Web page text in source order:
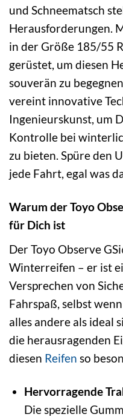
und Schneematsch
Herausforderungen.
in der Größe 185/55
gerüstet, um diesen
souverän zu
vereint innovative
Ingenieurskunst, um
Kontrolle bei
zu bieten. Spüre den
jede Fahrt, egal was
Warum der Toyo
für Dich ist
Der Toyo Observe
Winterreifen – er ist
Versprechen von
Fahrspaß, selbst
alles andere als ideal
die herausragenden
diesen Reifen so
Hervorragende
Die spezielle